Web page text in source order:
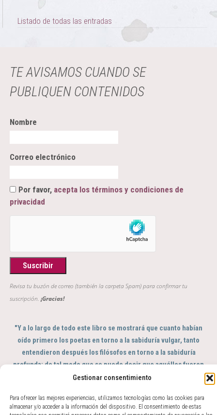
Gestionar consentimiento
Para ofrecer las mejores experiencias, utilizamos tecnologías como las cookies para
almacenar y/o acceder a la información del dispositivo. El consentimiento de estas
Listado de todas las entradas
TE AVISAMOS CUANDO SE
PUBLIQUEN CONTENIDOS
Nombre
Correo electrónico
Por favor, acepta los términos y condiciones de
privacidad
Revisa tu buzón de correo (también la carpeta Spam) para confirmar tu
suscripción. ¡Gracias!
"Y a lo largo de todo este libro se mostrará que cuanto habían
oído primero los poetas en torno a la sabiduría vulgar, tanto
entendieron después los filósofos en torno a la sabiduría
profunda; de tal modo que se puede decir que aquéllos fueron
el sentido y éstos el intelecto del género humano"
© 2017 - 2026 Amparo Zacarés -